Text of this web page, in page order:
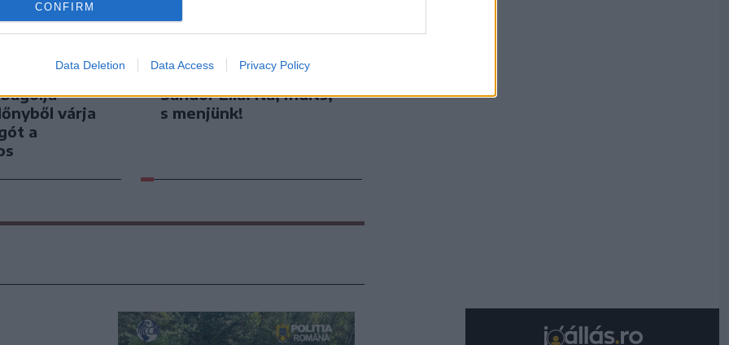
CONFIRM
Data Deletion Data Access Privacy Policy
várja
a
Nőileg
Sándor Ella: Na, indíts,
s menjünk!